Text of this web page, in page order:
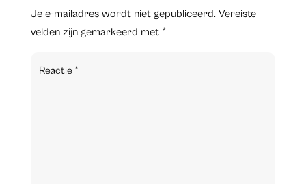
Je e-mailadres wordt niet gepubliceerd. Vereiste
velden zijn gemarkeerd met *